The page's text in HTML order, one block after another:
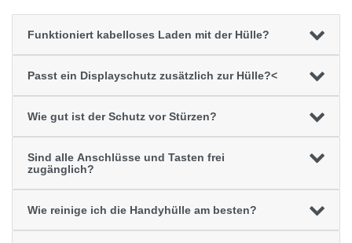
Funktioniert kabelloses Laden mit der Hülle?
Passt ein Displayschutz zusätzlich zur Hülle?<
Wie gut ist der Schutz vor Stürzen?
Sind alle Anschlüsse und Tasten frei
zugänglich?
Wie reinige ich die Handyhülle am besten?